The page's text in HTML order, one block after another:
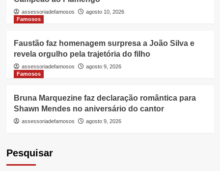
assessoriadefamosos
agosto 10, 2026
Famosos
Faustão faz homenagem surpresa a João Silva e
revela orgulho pela trajetória do filho
assessoriadefamosos
agosto 9, 2026
Famosos
Bruna Marquezine faz declaração romântica para
Shawn Mendes no aniversário do cantor
assessoriadefamosos agosto 9, 2026
Pesquisar